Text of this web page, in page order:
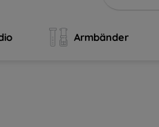
Armbänder